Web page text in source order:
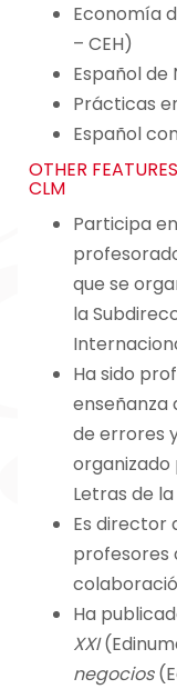
Economía
– CEH)
Español de
Prácticas
Español
OTHER
CLM
Participa
que se
la
Ha sido
enseñanza
de errores
organizado
Letras de
Es director
profesores
Ha
XXI
negocios